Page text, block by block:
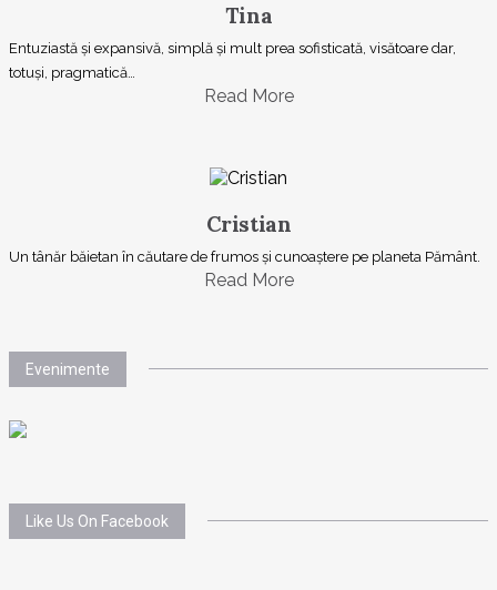
Tina
Entuziastă şi expansivă, simplă şi mult prea sofisticată, visătoare dar,
totuşi, pragmatică…
Read More
Cristian
Un tânăr băietan în căutare de frumos și cunoaștere pe planeta Pământ.
Read More
Evenimente
Like Us On Facebook